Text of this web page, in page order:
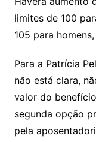
limites de 100
105 para
Para a Patrícia
não está clara,
valor do
segunda opção
pela